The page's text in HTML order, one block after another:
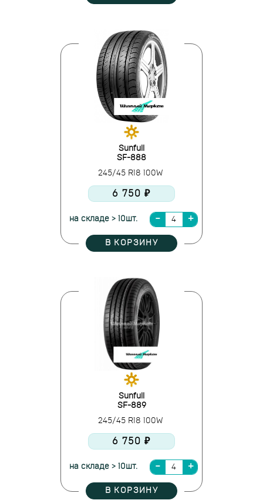
Sunfull
SF-888
245/45 R18 100W
6 750 ₽
на складе > 10шт.
В КОРЗИНУ
Sunfull
SF-889
245/45 R18 100W
6 750 ₽
на складе > 10шт.
В КОРЗИНУ